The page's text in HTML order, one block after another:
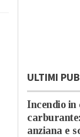
ULTIMI
Incendio in
anziana e